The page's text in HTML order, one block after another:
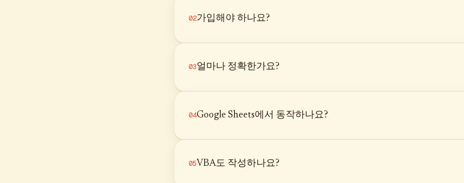
02가입해야 하나요?
03얼마나 정확한가요?
04Google Sheets에서 동작하나요?
05VBA도 작성하나요?